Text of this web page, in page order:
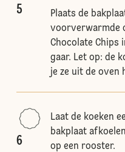
5 Plaats de
voorverwarmde
Chocolate Chips
gaar. Let op: de
je ze uit de oven
6
Laat de koeken
bakplaat
op een rooster.